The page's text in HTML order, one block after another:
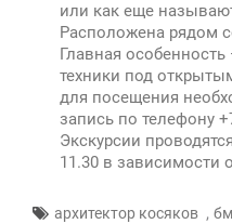
или как еще
Расположена рядом
Главная
техники под
для посещения
запись по телефону
Экскурсии
11.30 в зависимости
архитектор косяков ,